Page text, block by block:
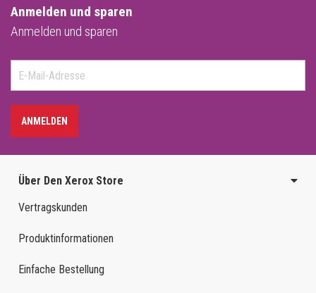
Anmelden und sparen
Anmelden und sparen
ANMELDEN
Über Den Xerox Store
Vertragskunden
Produktinformationen
Einfache Bestellung